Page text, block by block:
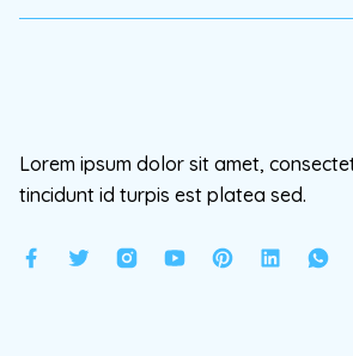
Lorem ipsum dolor sit amet,
tincidunt id turpis est platea sed.